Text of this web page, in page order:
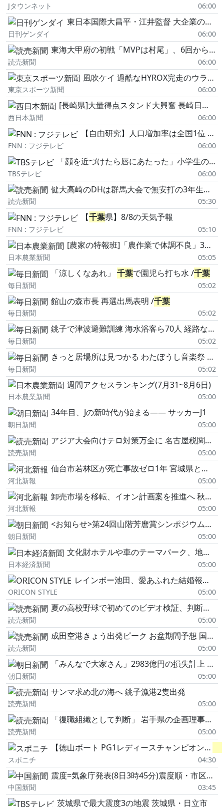
Jタウンネット 06:00
東日本国際大昌平・江井監督 大企業の管理職で培った組織論「監督の力量を超えたチームになるには…」
日刊ゲンダイ 06:00
東海大甲府の初戦「MVPは村尾」、6回からリリーフで鶴岡東に追加点与えず…「コーナーを意識」「直球で押していった」
読売新聞 06:00
風吹ケイ 過酷なHYROX完走のウラに…先輩・高橋凛からの〝愛のアドバイス〟
東京スポーツ新聞 06:00
[長崎県]大量得点スタンド大興奮 長崎日大、立正大淞南と1回戦
西日本新聞 06:00
【自由研究】人口増加率は全国1位 福島・大熊町 若い世代が移住しキウイ栽培 浜通りのいま
FNN : フジテレビ 06:00
「顔を近づけたら唇にあたった」小学生の女の子にわいせつ行為か 保育園運営会社代表の男を逮捕
TBSテレビ 06:00
健大高崎のDHは群馬大会で無安打の3年生・豊永、起用に応えて2安打3打点…八幡商に快勝で「やっと自分のパフォーマンスが発揮できた」
読売新聞 05:30
【千葉県】8/8の天気予報
FNN : フジテレビ 05:10
[農家の特報班]「農作業で体調不良」3割 高温アンケート 熱中症対策
日本農業新聞 05:05
「涼しくなあれ」千葉で園児ら打ち水 /千葉
毎日新聞 05:02
館山の森市長 再選出馬表明 /千葉
毎日新聞 05:02
銚子で津波避難訓練 海水浴客ら70人 経路など確認 /
毎日新聞 05:02
きっと居場所は見つかる わたぼうし音楽祭 大賞に「次のステージ」 作詩=
毎日新聞 05:02
週間アクセスランキング(7月31~8月6日)
日本農業新聞 05:00
34年目、Jの新時代が始まる―― サッカーJ1
朝日新聞 05:00
アジア大会向けテロ対策万全に 名古屋税関長が抱負
読売新聞 05:00
仙台市若林区が死亡事故ゼロ1年 宮城県と県警が表彰
河北新報 05:00
卸売市場を移転、イオン計画案を推進へ 秋田市外旭川地区まちづくり
河北新報 05:00
<お知らせ>第24回山階芳麿賞シンポジウム開催
朝日新聞 05:00
文化財ホテルや車のテーマパーク、地域の魅力伝えるニッポンの新名所
日本経済新聞 05:00
レインボー池田、愛あふれた結婚報告 ジャンボは佐藤佳奈アナに“公開呼びかけ"「いつでもオレに相談していただけたら」
ORICON STYLE 05:00
夏の高校野球で初めてのビデオ検証、判断理由の説明は「言葉足らずだった」…監督「すごくフェア」「ありがたい」
読売新聞 05:00
成田空港きょう出発ピーク お盆期間予想 国際線、国内線とも
読売新聞 05:00
「みんなで大家さん」2983億円の損失計上 運営ファンド、債務超過に
朝日新聞 05:00
サンマ求め北の海へ 銚子漁港2隻出発
読売新聞 05:00
「復職組織として判断」 岩手県の企画理事人事異動に達増知事
読売新聞 05:00
【徳山ボート PG1レディースチャンピオン】
スポニチ 04:30
震度=気象庁発表(8日3時45分)震度順・市区町村別 :地震
中国新聞 03:45
茨城県で最大震度3の地震 茨城県・日立市